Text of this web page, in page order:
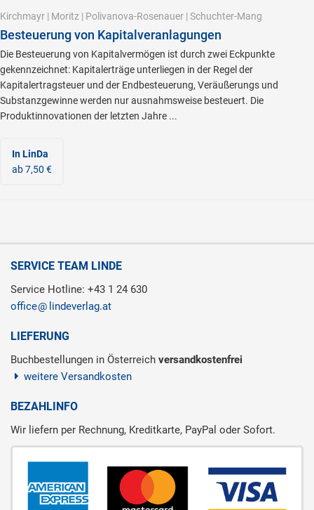
Kirchmayr | Moritz | Polivanova-Rosenauer | Schuchter-Mang
Besteuerung von Kapitalveranlagungen
Die Besteuerung von Kapitalvermögen ist durch zwei Eckpunkte
gekennzeichnet: Kapitalerträge unterliegen in der Regel der
Kapitalertragsteuer und der Endbesteuerung, Veräußerungs und
Substanzgewinne werden nur ausnahmsweise besteuert. Die
Produktinnovationen der letzten Jahre ...
In LinDa
ab 7,50 €
SERVICE TEAM LINDE
Service Hotline: +43 1 24 630
office
lindeverlag.at
LIEFERUNG
Buchbestellungen in Österreich versandkostenfrei
weitere Versandkosten
BEZAHLINFO
Wir liefern per Rechnung, Kreditkarte, PayPal oder Sofort.